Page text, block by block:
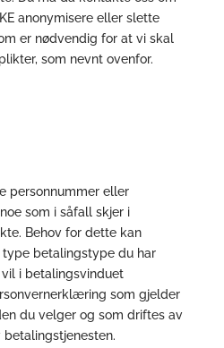
anonymisere eller slette
er nødvendig for at vi skal
som nevnt ovenfor.
personnummer eller
som i såfall skjer i
Behov for dette kan
betalingstype du har
i betalingsvinduet
som gjelder
du velger og som driftes av